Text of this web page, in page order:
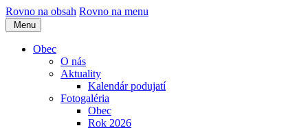
Rovno na obsah Rovno na menu
Menu
Obec
O nás
Aktuality
Kalendár podujatí
Fotogaléria
Obec
Rok 2026